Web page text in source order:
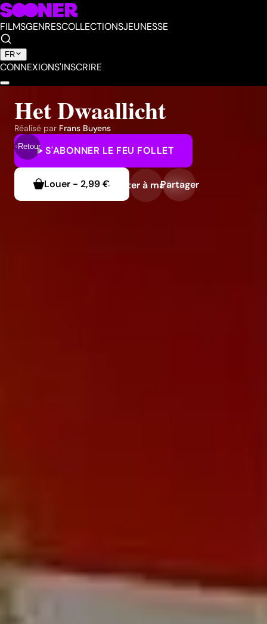
FILMSGENRESCOLLECTIONSJEUNESSE
FR
CONNEXIONS'INSCRIRE
Retour
Het Dwaallicht
Réalisé par Frans Buyens
S'ABONNER LE FEU FOLLET
Louer - 2,99 €Ajouter à ma liste
Partager